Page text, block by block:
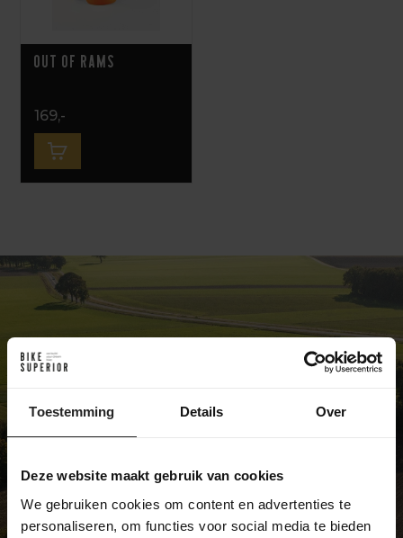
Toestemming Details Over
Deze website maakt gebruik van cookies
We gebruiken cookies om content en advertenties te
personaliseren, om functies voor social media te bieden
OUT OF Rams
169,-
EEN UNIEKE FIETSENWINKEL
fietswinkels … en daar zijn we best
trots op. Wij verkopen unieke
passie voor fietsen. Kom langs in
onze showroom en ontdek het zelf!